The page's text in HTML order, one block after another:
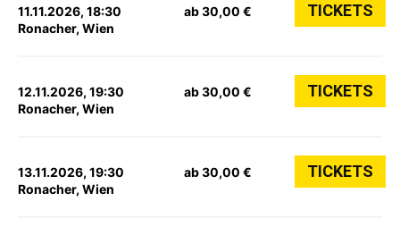
11.11.2026, 18:30
Ronacher, Wien
ab 30,00 € TICKETS
12.11.2026, 19:30
Ronacher, Wien
ab 30,00 € TICKETS
13.11.2026, 19:30
Ronacher, Wien
ab 30,00 € TICKETS